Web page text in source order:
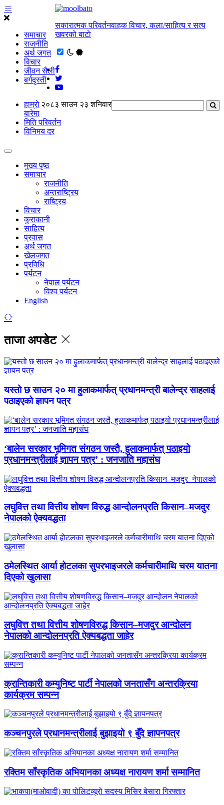
समाचार
राजनीति
अर्थ जगत
विचार
जीवन सैली
बर्गदृस्ती
सकारात्मक परिवर्तनवाहक विचार, कला/साहित्य र सत्य
खवरको बाटाे
२०८३ साउन २३ शनिवार
हाम्राे
बारेमा
मिति परिवर्तन
विनिमय दर
मुख्य पृष्ठ
समाचार
राजनीति
अन्तराष्ट्रिय
राष्ट्रिय
विचार
कुराकानी
साहित्य
प्रवास
अर्थ जगत
खेलजगत
प्रविधि
पर्यटन
नेपाल पर्यटन
विश्व पर्यटन
English
ताजा अपडेट
यस्तो छ साउन २० मा हुलाकमार्फत् प्रधानमन्त्री बालेन्द्र साहलाई
पठाइएको ज्ञापन पत्र
‘बालेन सरकार भूमिगत संगठन जस्तै, हुलाकमार्फत् पठाइयो
प्रधानमन्त्रीलाई ज्ञापन पत्र’ : जनजाति महासंघ
लघुवित्त तथा वित्तीय शोषण विरुद्ध आन्दोलनप्रति किसान–मजदुर
नेपालको ऐक्यवद्धता
ठमेलस्थित आर्या होटलका सुपरभाइजरले कर्मचारीमाथि चरम यातना
दिएको खुलासा
लघुवित्त तथा वित्तीय शोषणविरुद्ध किसान–मजदुर आन्दोलन
नेपालको आन्दोलनप्रति ऐक्यबद्धता जाहेर
क्रान्तिकारी कम्युनिष्ट पार्टी नेपालको जनतासँग अन्तरक्रिया
कार्यक्रम सम्पन्न
कञ्चनपुरले प्रधानमन्त्रीलाई बुझाइयो ९ बुँदे ज्ञापनपत्र
रक्तिम साँस्कृतिक अभियानका अध्यक्ष नारायण शर्मा सम्मानित